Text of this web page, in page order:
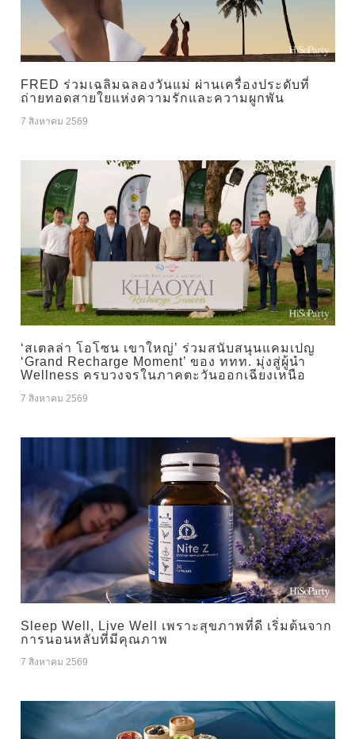
FRED ร่วมเฉลิมฉลองวันแม่ ผ่านเครื่องประดับที่
ถ่ายทอดสายใยแห่งความรักและความผูกพัน
7 สิงหาคม 2569
‘สเตลล่า โอโซน เขาใหญ่’ ร่วมสนับสนุนแคมเปญ
‘Grand Recharge Moment’ ของ ททท. มุ่งสู่ผู้นำ
Wellness ครบวงจรในภาคตะวันออกเฉียงเหนือ
7 สิงหาคม 2569
Sleep Well, Live Well เพราะสุขภาพที่ดี เริ่มต้นจาก
การนอนหลับที่มีคุณภาพ
7 สิงหาคม 2569